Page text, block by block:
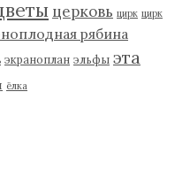
церковь цирк цирк
рябина
экраноплан эльфы эта
ёлка